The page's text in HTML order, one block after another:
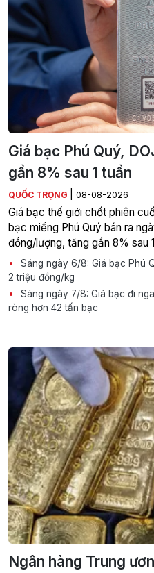
Giá bạc Phú Quý,
gần 8% sau 1 tuần
QUỐC TRỌNG 08-08-2026
Giá bạc thế giới chốt phiên
bạc miếng Phú Quý bán ra
đồng/lượng, tăng gần 8% sau
Sáng ngày 6/8: Giá bạc Phú
2 triệu đồng/kg
Sáng ngày 7/8: Giá bạc đi
ròng hơn 42 tấn bạc
Ngân hàng Trung